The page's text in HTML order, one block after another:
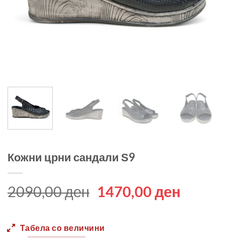
Кожни црни сандали Ѕ9
2090,00ден Original
2090,00 ден.
1470,00 ден
Табела со величини